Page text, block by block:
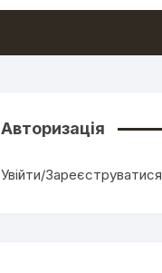
Авторизація
Увійти/Зареєструватися